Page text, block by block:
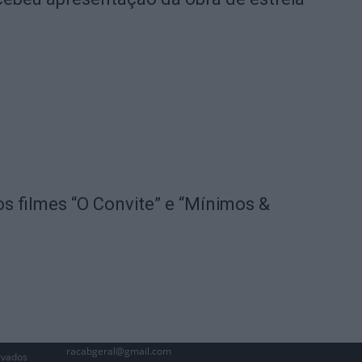
filmes “O Convite” e “Mínimos &
racabgeral@gmail.com